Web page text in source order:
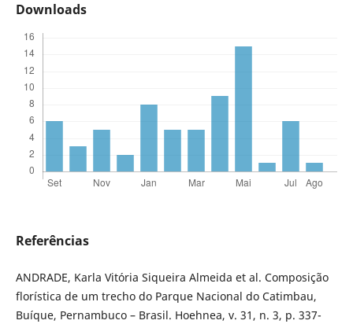
Downloads
Referências
ANDRADE, Karla Vitória Siqueira Almeida et al. Composição
florística de um trecho do Parque Nacional do Catimbau,
Buíque, Pernambuco – Brasil. Hoehnea, v. 31, n. 3, p. 337-